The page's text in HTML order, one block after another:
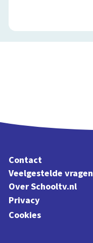
Contact
Veelgestelde vragen
Over Schooltv.nl
Privacy
Cookies